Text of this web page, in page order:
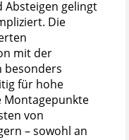
Absteigen gelingt
Die
mit der
besonders
für hohe
Montagepunkte
von
– sowohl an